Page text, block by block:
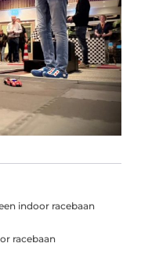
indoor racebaan
racebaan